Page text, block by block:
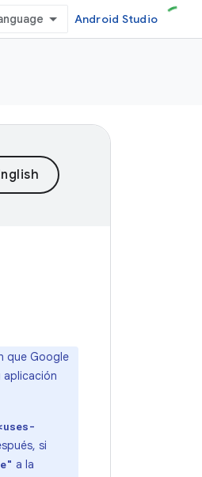
Android Studio
que Google
aplicación
si
a la